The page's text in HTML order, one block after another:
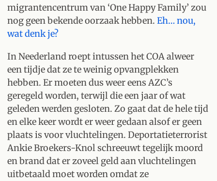
migrantencentrum van ‘One Happy Family’ zou
nog geen bekende oorzaak hebben. Eh… nou,
wat denk je?
In Neederland roept intussen het COA alweer
een tijdje dat ze te weinig opvangplekken
hebben. Er moeten dus weer eens AZC’s
geregeld worden, terwijl die een jaar of wat
geleden werden gesloten. Zo gaat dat de hele tijd
en elke keer wordt er weer gedaan alsof er geen
plaats is voor vluchtelingen. Deportatieterrorist
Ankie Broekers-Knol schreeuwt tegelijk moord
en brand dat er zoveel geld aan vluchtelingen
uitbetaald moet worden omdat ze